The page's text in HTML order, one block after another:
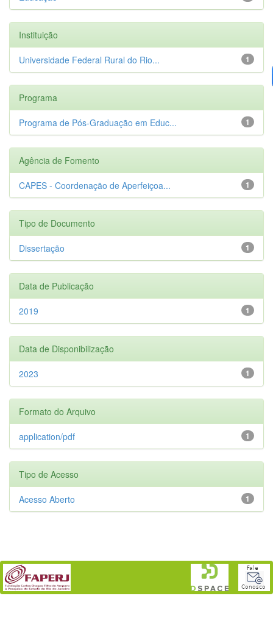
Instituição
1
Universidade Federal Rural do Rio...
Programa
1
Programa de Pós-Graduação em Educ...
Agência de Fomento
1
CAPES - Coordenação de Aperfeiçoa...
Tipo de Documento
1
Dissertação
Data de Publicação
1
2019
Data de Disponibilização
1
2023
Formato do Arquivo
1
application/pdf
Tipo de Acesso
1
Acesso Aberto